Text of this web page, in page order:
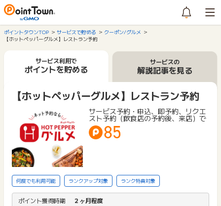
ポイントタウンTOP サービスで貯める
クーポン/グルメ
【ホットペッパーグルメ】レストラン予約
サービス利用で
ポイントを貯める
サービスの
解説記事を見る
【ホットペッパーグルメ】レストラン予約
サービス予約・申込、即予約、リクエ
スト予約（飲食店の予約後、来店）で
85
何度でも利用可能 ランクアップ対象 ランク特典対象
ポイント獲得時期
２ヶ月程度